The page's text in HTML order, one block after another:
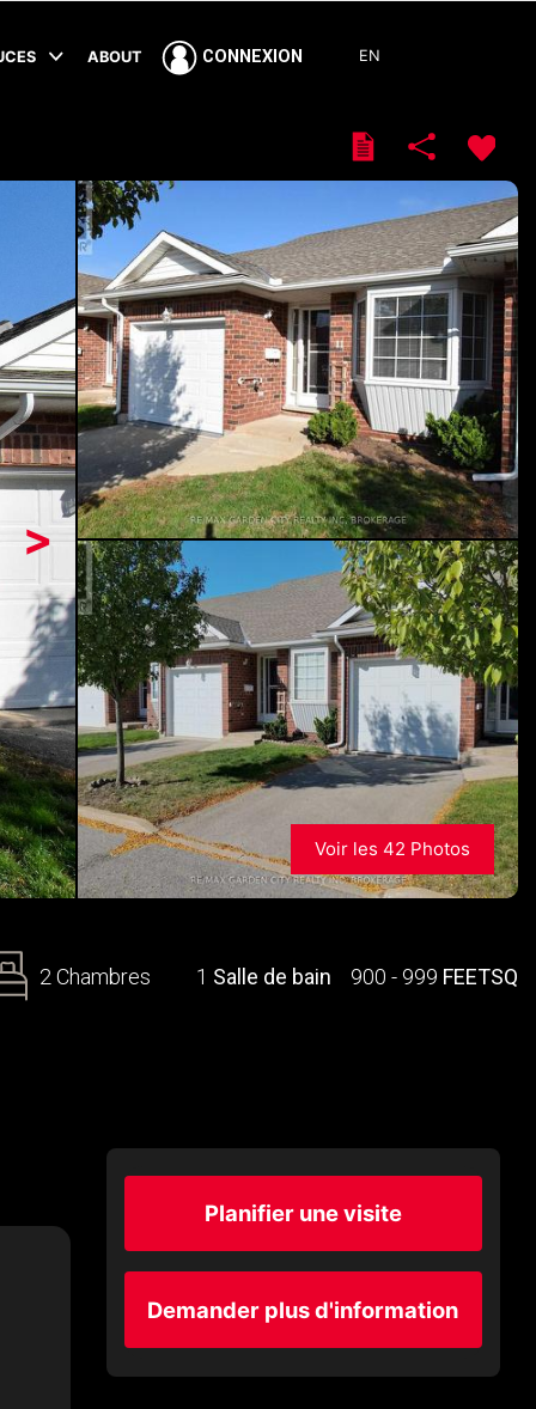
ABOUT CONNEXION EN
>
Voir les 42 Photos
2 Chambres 1 Salle de bain 900 - 999 FEETSQ
Planifier une visite
Demander plus d'information